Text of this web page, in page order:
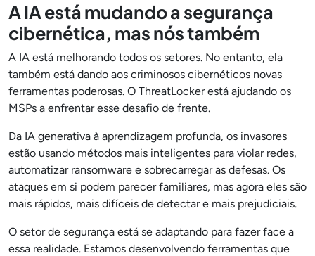
A IA está mudando a segurança
cibernética, mas nós também
A IA está melhorando todos os setores. No entanto, ela
também está dando aos criminosos cibernéticos novas
ferramentas poderosas. O ThreatLocker está ajudando os
MSPs a enfrentar esse desafio de frente.
Da IA generativa à aprendizagem profunda, os invasores
estão usando métodos mais inteligentes para violar redes,
automatizar ransomware e sobrecarregar as defesas. Os
ataques em si podem parecer familiares, mas agora eles são
mais rápidos, mais difíceis de detectar e mais prejudiciais.
O setor de segurança está se adaptando para fazer face a
essa realidade. Estamos desenvolvendo ferramentas que